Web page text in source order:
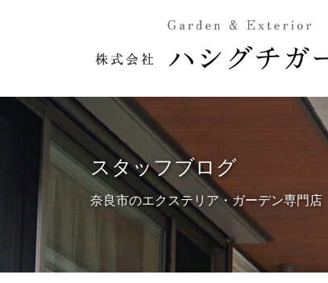
スタッフブログ
奈良市のエクステリア・ガーデン専門